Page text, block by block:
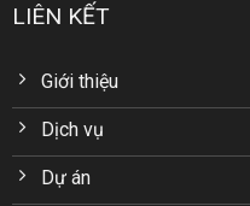
LIÊN KẾT
Giới thiệu
Dịch vụ
Dự án